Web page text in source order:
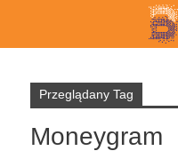
Przeglądany Tag
Moneygram